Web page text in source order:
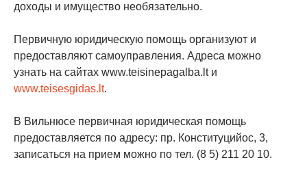
доходы и имущество необязательно.
Первичную юридическую помощь организуют и
предоставляют самоуправления. Адреса можно
узнать на сайтах www.teisinepagalba.lt и
www.teisesgidas.lt.
В Вильнюсе первичная юридическая помощь
предоставляется по адресу: пр. Конституцийос, 3,
записаться на прием можно по тел. (8 5) 211 20 10.